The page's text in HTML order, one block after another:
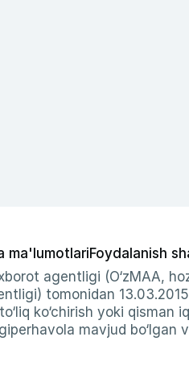
ma'lumotlariFoydalanish
agentligi (O‘zMAA,
tomonidan
ko‘chirish yoki
mavjud